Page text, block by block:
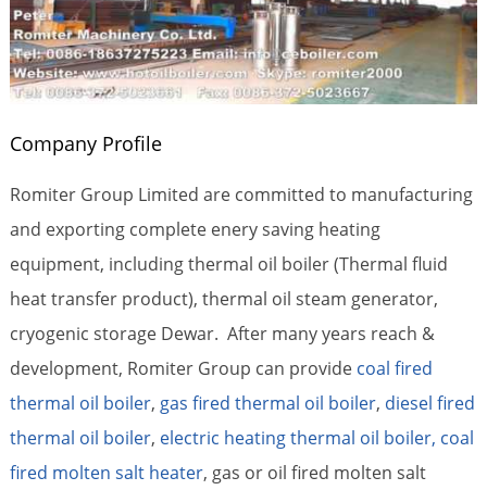
Company Profile
Romiter Group Limited are committed to manufacturing
and exporting complete enery saving heating
equipment, including thermal oil boiler (Thermal fluid
heat transfer product), thermal oil steam generator,
cryogenic storage Dewar. After many years reach &
development, Romiter Group can provide coal fired
thermal oil boiler, gas fired thermal oil boiler, diesel fired
thermal oil boiler, electric heating thermal oil boiler, coal
fired molten salt heater, gas or oil fired molten salt